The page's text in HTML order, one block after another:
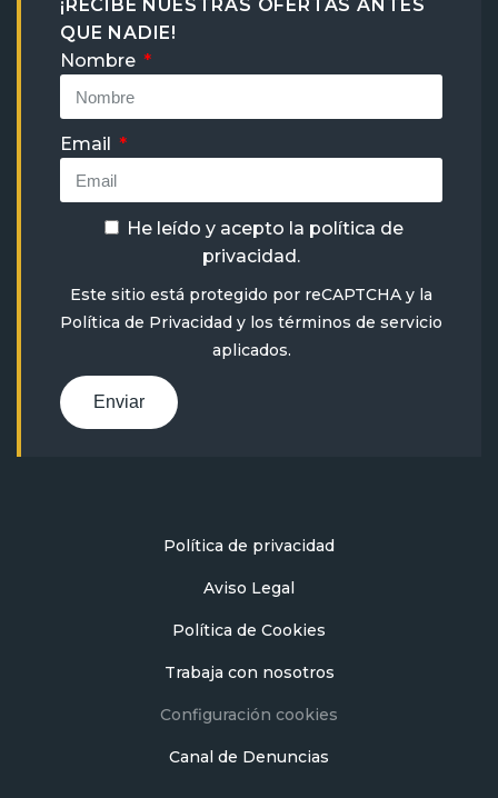
¡RECIBE NUESTRAS OFERTAS ANTES
QUE NADIE!
Nombre
Email
He leído y acepto la política de
privacidad .
Este sitio está protegido por reCAPTCHA y la
Política de Privacidad y los términos de servicio
aplicados.
Enviar
Política de privacidad
Aviso Legal
Política de Cookies
Trabaja con nosotros
Configuración cookies
Canal de Denuncias